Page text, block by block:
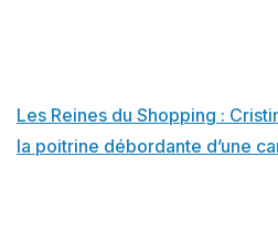
Les Reines du Shopping :
la poitrine débordante d’une